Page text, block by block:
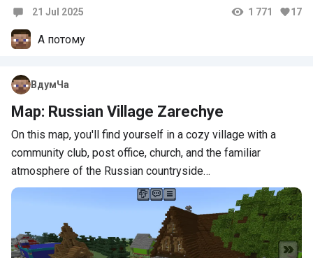
21 Jul 2025 1 771 17
А потому
ВдумЧа
Map: Russian Village Zarechye
On this map, you'll find yourself in a cozy village with a
community club, post office, church, and the familiar
atmosphere of the Russian countryside…